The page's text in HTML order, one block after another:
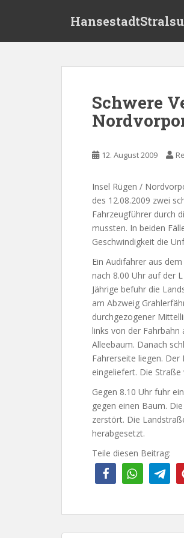
Schwere
12. August 2009
Insel Rügen /
des 12.08.2009 zwei
Fahrzeugführer durch
mussten. In beiden
Geschwindigkeit die
Ein Audifahrer aus
nach 8.00 Uhr auf der
Jährige befuhr die
am Abzweig
durchgezogener
links von der
Alleebaum. Danach
Fahrerseite liegen.
eingeliefert. Die
Gegen 8.10 Uhr fuhr
gegen einen Baum.
zerstört. Die
herabgesetzt.
Teile diesen Beitrag: